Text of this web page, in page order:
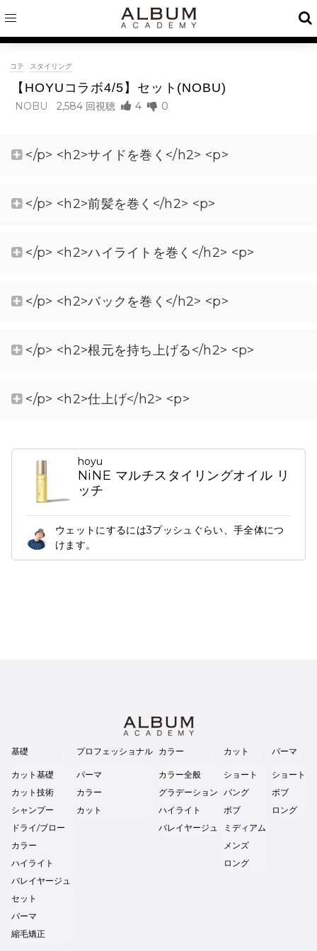
コテ スタイリング
【HOYUコラボ4/5】セット(NOBU)
NOBU 2,584 4 0
</p> <h2>サイドを巻く</h2> <p>
</p> <h2>前髪を巻く</h2> <p>
</p> <h2>ハイライトを巻く</h2> <p>
</p> <h2>バックを巻く</h2> <p>
</p> <h2>根元を持ち上げる</h2> <p>
</p> <h2>仕上げ</h2> <p>
hoyu
NiNE マルチスタイリングオイル リ
ッチ
ウェットにするには3プッシュぐらい、手全体につ
けます。
基礎
カット基礎
カット技術
シャンプー
ドライ/ブロー
カラー
ハイライト
バレイヤージュ
セット
パーマ
縮毛矯正
プロフェッショナル
パーマ
カラー
カット
カラー
カラー全般
グラデーション
ハイライト
バレイヤージュ
カット
ショート
バング
ボブ
ミディアム
メンズ
ロング
パーマ
ショート
ボブ
ロング